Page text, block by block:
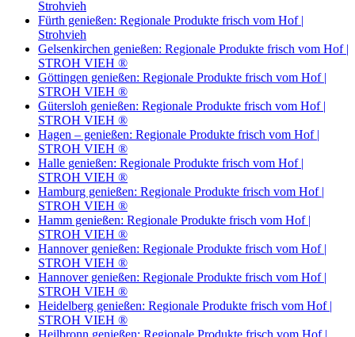
Strohvieh
Fürth genießen: Regionale Produkte frisch vom Hof |
Strohvieh
Gelsenkirchen genießen: Regionale Produkte frisch vom Hof |
STROH VIEH ®
Göttingen genießen: Regionale Produkte frisch vom Hof |
STROH VIEH ®
Gütersloh genießen: Regionale Produkte frisch vom Hof |
STROH VIEH ®
Hagen – genießen: Regionale Produkte frisch vom Hof |
STROH VIEH ®
Halle genießen: Regionale Produkte frisch vom Hof |
STROH VIEH ®
Hamburg genießen: Regionale Produkte frisch vom Hof |
STROH VIEH ®
Hamm genießen: Regionale Produkte frisch vom Hof |
STROH VIEH ®
Hannover genießen: Regionale Produkte frisch vom Hof |
STROH VIEH ®
Hannover genießen: Regionale Produkte frisch vom Hof |
STROH VIEH ®
Heidelberg genießen: Regionale Produkte frisch vom Hof |
STROH VIEH ®
Heilbronn genießen: Regionale Produkte frisch vom Hof |